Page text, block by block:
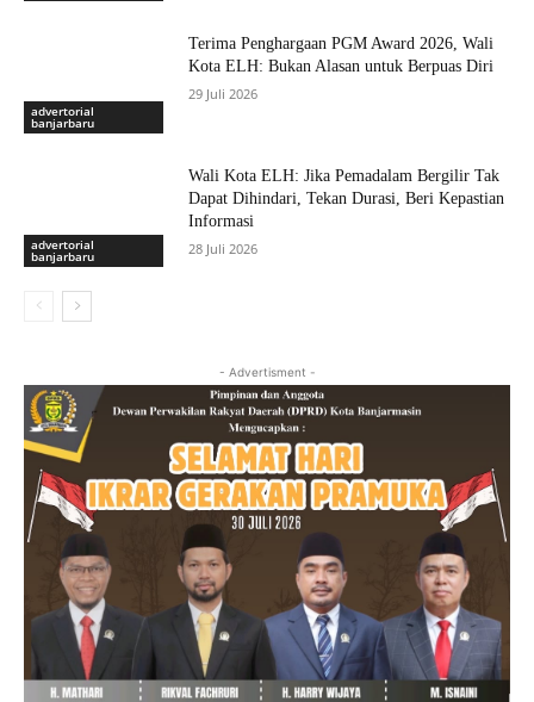
advertorial
banjarbaru
Terima Penghargaan PGM Award 2026, Wali
Kota ELH: Bukan Alasan untuk Berpuas Diri
29 Juli 2026
advertorial
banjarbaru
Wali Kota ELH: Jika Pemadalam Bergilir Tak
Dapat Dihindari, Tekan Durasi, Beri Kepastian
Informasi
28 Juli 2026
- Advertisment -